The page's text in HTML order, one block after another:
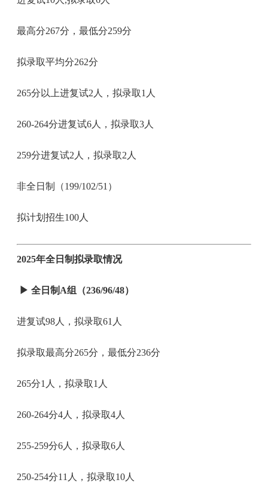
最高分267分，最低分259分
拟录取平均分262分
265分以上进复试2人，拟录取1人
260-264分进复试6人，拟录取3人
259分进复试2人，拟录取2人
非全日制（199/102/51）
拟计划招生100人
2025年全日制拟录取情况
▶全日制A组（236/96/48）
进复试98人，拟录取61人
拟录取最高分265分，最低分236分
265分1人，拟录取1人
260-264分4人，拟录取4人
255-259分6人，拟录取6人
250-254分11人，拟录取10人